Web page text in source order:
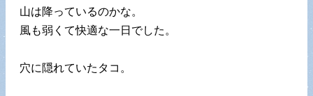
山は降っているのかな。
風も弱くて快適な一日でした。
穴に隠れていたタコ。